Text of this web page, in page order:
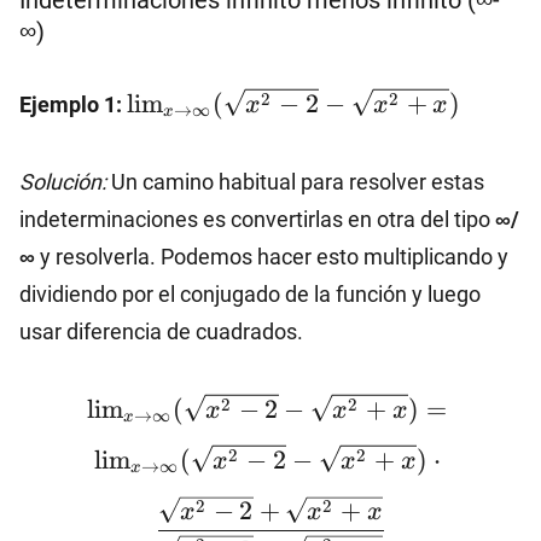
∞)
Ejemplo 1: \lim_{x\to
\infty}
\sqrt{x^2+x})
limx→∞ ( x2 − 2 − x2 + x)
Solución:Un camino habitual para resolver estas
indeterminaciones es convertirlas en otra del tipo∞/
∞y resolverla. Podemos hacer esto multiplicando y
dividiendo por el conjugado de la función y luego
usar diferencia de cuadrados.
\lim_{x\to \infty}
(\sqrt{x^2-2}-
\sqrt{x^2+x})=\lim_{x\to
\infty} (\sqrt{x^2-2}-
\sqrt{x^2+x})\cdot
limx→∞ ( x2 − 2 − x2 + x) =
limx→∞ ( x2 − 2 − x2 + x) ⋅
x2 − 2 + x2 + x